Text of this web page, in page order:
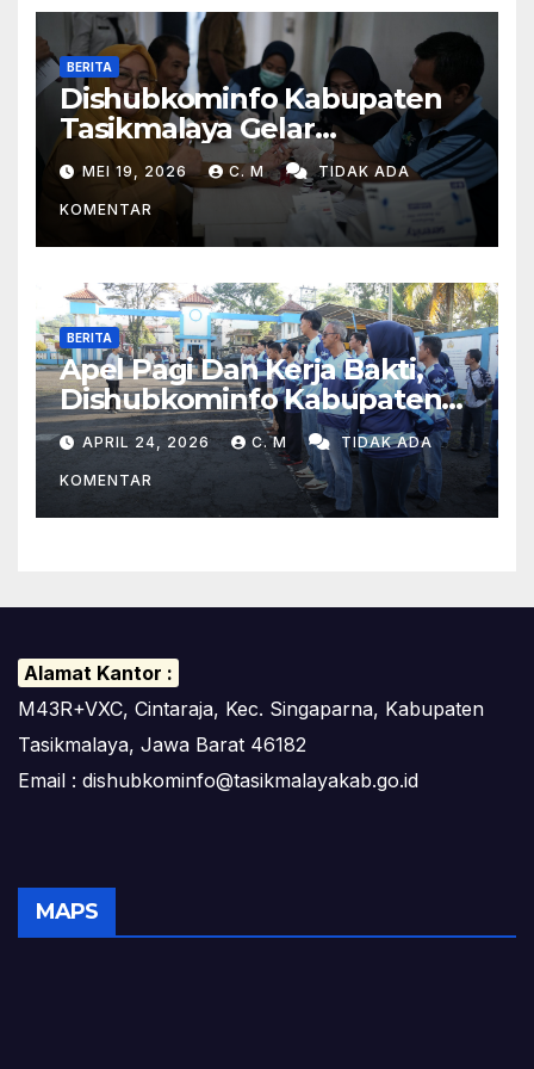
BERITA
Dishubkominfo Kabupaten
Tasikmalaya Gelar
Pemeriksaan Kesehatan Bagi
Para Pegawai
MEI 19, 2026 C. M TIDAK ADA
KOMENTAR
BERITA
Apel Pagi Dan Kerja Bakti,
Dishubkominfo Kabupaten
Tasikmalaya Ciptakan
Lingkungan Kerja Yang Sehat
APRIL 24, 2026 C. M TIDAK ADA
KOMENTAR
Alamat Kantor :
M43R+VXC, Cintaraja, Kec. Singaparna, Kabupaten
Tasikmalaya, Jawa Barat 46182
Email : dishubkominfo@tasikmalayakab.go.id
MAPS